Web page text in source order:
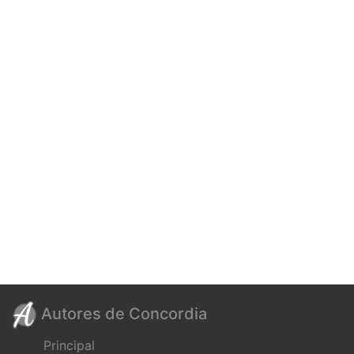
Autores de Concordia
Principal